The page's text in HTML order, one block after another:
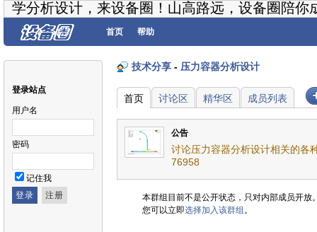
学分析设计，来设备圈！山高路远，设备圈陪你
首页 帮助
登录站点
用户名
密码
记住我
技术分享 - 压力容器分析设计
首页 讨论区 精华区 成员列表
公告
讨论压力容器分析设计相关的各
76958
本群组目前不是公开状态，只对内部成员开放
您可以立即选择加入该群组 。